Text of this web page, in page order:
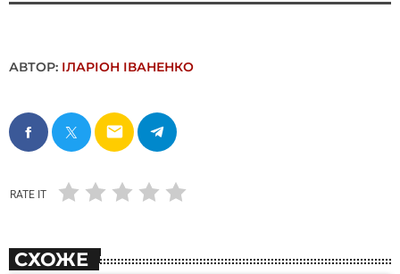
АВТОР: ІЛАРІОН ІВАНЕНКО
email
RATE IT
СХОЖЕ